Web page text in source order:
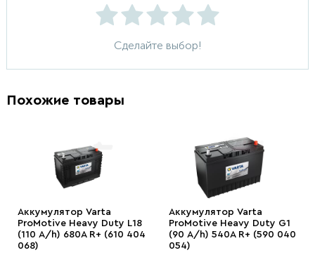
Сделайте выбор!
Похожие товары
Аккумулятор Varta
ProMotive Heavy Duty L18
(110 А/h) 680А R+ (610 404
068)
Аккумулятор Varta
ProMotive Heavy Duty G1
(90 А/h) 540А R+ (590 040
054)